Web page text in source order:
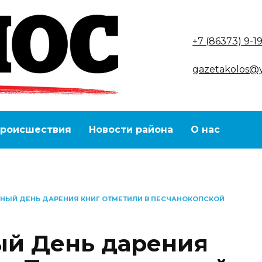
+7 (86373) 9-
Новости района О нас
ДЕНЬ ДАРЕНИЯ КНИГ ОТМЕТИЛИ В ПЕСЧАНОКОПСКОЙ
День дарения